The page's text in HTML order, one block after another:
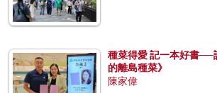
種菜得愛 記一本好書──
的離島種菜》
陳家偉